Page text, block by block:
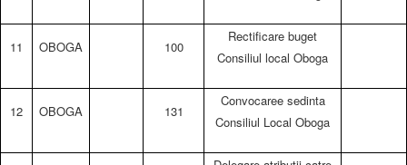
11 OBOGA 100
Rectificare buget
Consiliul local Oboga
12 OBOGA 131
Convocaree sedinta
Consiliul Local Oboga